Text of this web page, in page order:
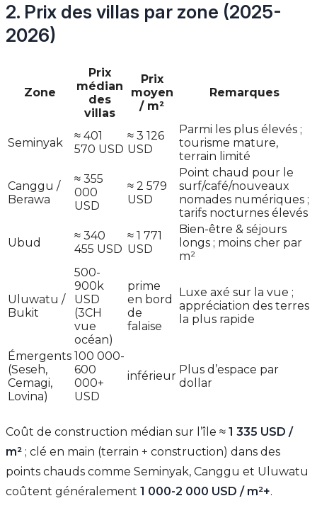
2. Prix des villas par zone (2025-
2026)
Zone
Prix
médian
des
villas
Prix
moyen
/ m²
Remarques
Seminyak
≈ 401
570 USD
≈ 3 126
USD
Parmi les plus élevés ;
tourisme mature,
terrain limité
Canggu /
Berawa
≈ 355
000
USD
≈ 2 579
USD
Point chaud pour le
surf/café/nouveaux
nomades numériques ;
tarifs nocturnes élevés
Ubud
≈ 340
455 USD
≈ 1 771
USD
Bien-être & séjours
longs ; moins cher par
m²
Uluwatu /
Bukit
500-
900k
USD
(3CH
vue
océan)
prime
en bord
de
falaise
Luxe axé sur la vue ;
appréciation des terres
la plus rapide
Émergents
(Seseh,
Cemagi,
Lovina)
100 000-
600
000+
USD
inférieur Plus d’espace par
dollar
Coût de construction médian sur l’île ≈ 1 335 USD /
m² ; clé en main (terrain + construction) dans des
points chauds comme Seminyak, Canggu et Uluwatu
coûtent généralement 1 000-2 000 USD / m²+.